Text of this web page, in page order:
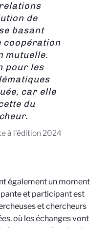
de
basant
coopération
mutuelle.
pour les
car elle
du
à l'édition 2024
également un moment
et participant est
et chercheurs
où les échanges vont